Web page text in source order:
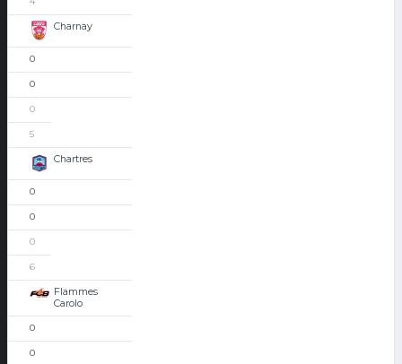
Charnay
0
0
0
5
Chartres
0
0
0
6
Flammes
Carolo
0
0